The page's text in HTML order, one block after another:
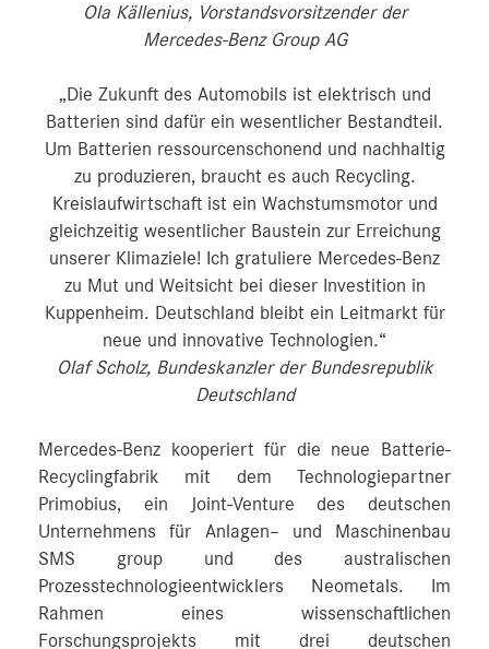
Ola Källenius, Vorstandsvorsitzender der
Mercedes-Benz Group AG
„Die Zukunft des Automobils ist elektrisch und
Batterien sind dafür ein wesentlicher Bestandteil.
Um Batterien ressourcenschonend und nachhaltig
zu produzieren, braucht es auch Recycling.
Kreislaufwirtschaft ist ein Wachstumsmotor und
gleichzeitig wesentlicher Baustein zur Erreichung
unserer Klimaziele! Ich gratuliere Mercedes-Benz
zu Mut und Weitsicht bei dieser Investition in
Kuppenheim. Deutschland bleibt ein Leitmarkt für
neue und innovative Technologien.“
Olaf Scholz, Bundeskanzler der Bundesrepublik
Deutschland
Mercedes-Benz kooperiert für die neue Batterie-
Recyclingfabrik mit dem Technologiepartner
Primobius, ein Joint-Venture des deutschen
Unternehmens für Anlagen– und Maschinenbau
SMS group und des australischen
Prozesstechnologieentwicklers Neometals. Im
Rahmen eines wissenschaftlichen
Forschungsprojekts mit drei deutschen